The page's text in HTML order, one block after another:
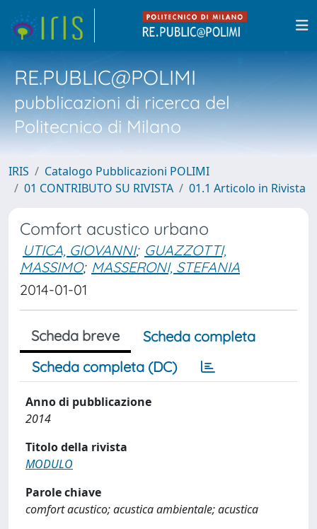
RE.PUBLIC@POLIMI
pubblicazioni di ricerca del
Politecnico di Milano
IRIS
Catalogo Pubblicazioni POLIMI
01 CONTRIBUTO SU RIVISTA
01.1 Articolo in Rivista
Comfort acustico urbano
UTICA, GIOVANNI; GUAZZOTTI,
MASSIMO; MASSERONI, STEFANIA
2014-01-01
Scheda breve
Scheda completa
Scheda completa (DC)
Anno di pubblicazione
2014
Titolo della rivista
MODULO
Parole chiave
comfort acustico; acustica ambientale; acustica